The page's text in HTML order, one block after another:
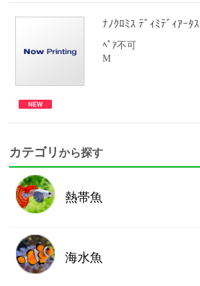
ﾅﾉｸﾛﾐｽ ﾃﾞｨﾐﾃﾞｨｱｰﾀｽ
ﾍﾟｱ不可
M
カテゴリから探す
熱帯魚
海水魚